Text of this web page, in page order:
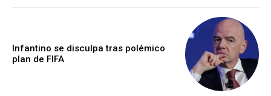
Infantino se disculpa tras polémico
plan de FIFA